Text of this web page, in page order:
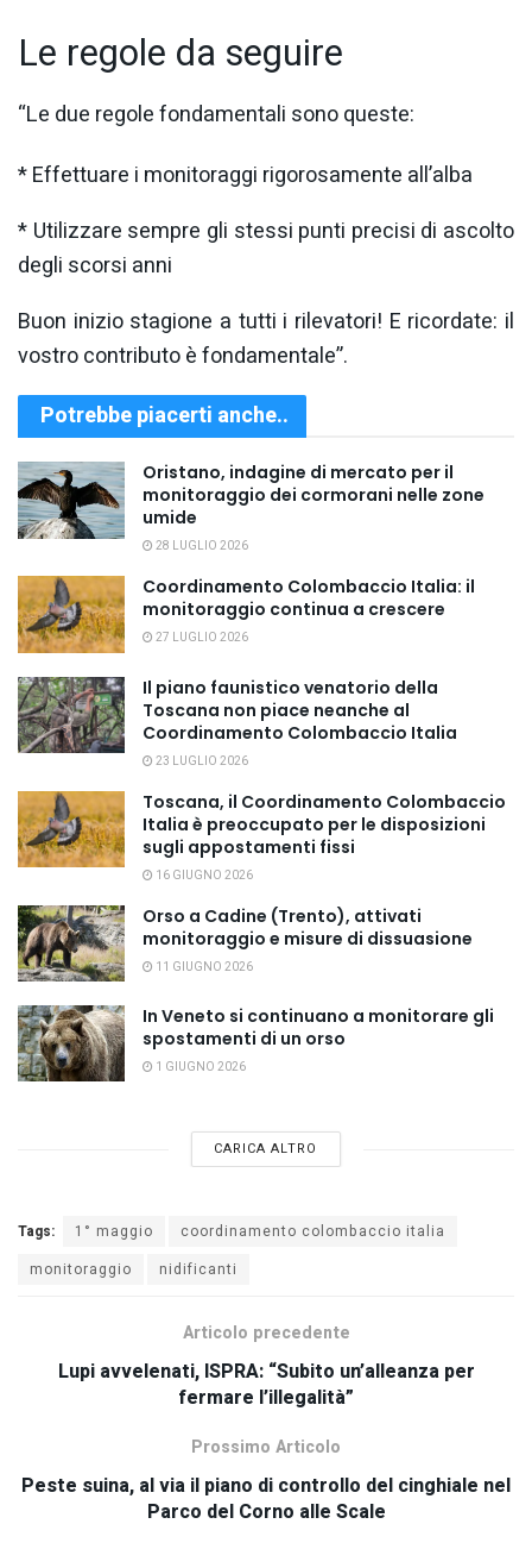
Le regole da seguire
“Le due regole fondamentali sono queste:
* Effettuare i monitoraggi rigorosamente all’alba
* Utilizzare sempre gli stessi punti precisi di ascolto
degli scorsi anni
Buon inizio stagione a tutti i rilevatori! E ricordate: il
vostro contributo è fondamentale”.
Potrebbe piacerti anche..
Oristano, indagine di mercato per il
monitoraggio dei cormorani nelle zone
umide
28 LUGLIO 2026
Coordinamento Colombaccio Italia: il
monitoraggio continua a crescere
27 LUGLIO 2026
Il piano faunistico venatorio della
Toscana non piace neanche al
Coordinamento Colombaccio Italia
23 LUGLIO 2026
Toscana, il Coordinamento Colombaccio
Italia è preoccupato per le disposizioni
sugli appostamenti fissi
16 GIUGNO 2026
Orso a Cadine (Trento), attivati
monitoraggio e misure di dissuasione
11 GIUGNO 2026
In Veneto si continuano a monitorare gli
spostamenti di un orso
1 GIUGNO 2026
CARICA ALTRO
Tags: 1° maggio
coordinamento colombaccio italia
monitoraggio
nidificanti
Articolo precedente
Lupi avvelenati, ISPRA: “Subito un’alleanza per
fermare l’illegalità”
Prossimo Articolo
Peste suina, al via il piano di controllo del cinghiale nel
Parco del Corno alle Scale